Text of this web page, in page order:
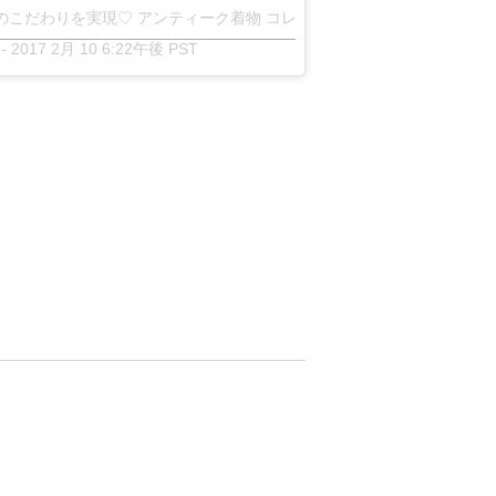
こだわりを実現♡ アンティーク着物 コレットさん
- 2017 2月 10 6:22午後 PST